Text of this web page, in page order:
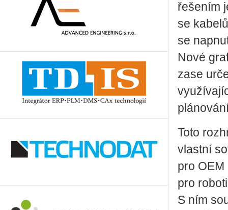
řešením
se
se
Nové
zase
Toto
vlastní
pro
pro
S ním